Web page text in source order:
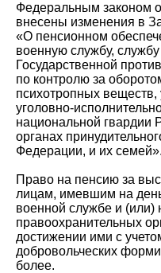
Федеральным законом
внесены изменения в
«О пенсионном
военную службу,
Государственной
по контролю за
психотропных
уголовно-
национальной гвардии
органах
Федерации, и их семей».
Право на пенсию за
лицам, имевшим на
военной службе и (или)
правоохранительных
достижении ими с
добровольческих
более.